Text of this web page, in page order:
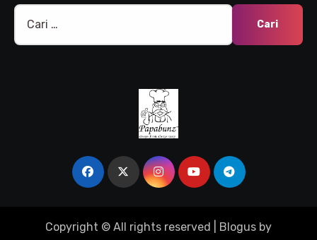
Cari
Copyright © All rights reserved Blogus by